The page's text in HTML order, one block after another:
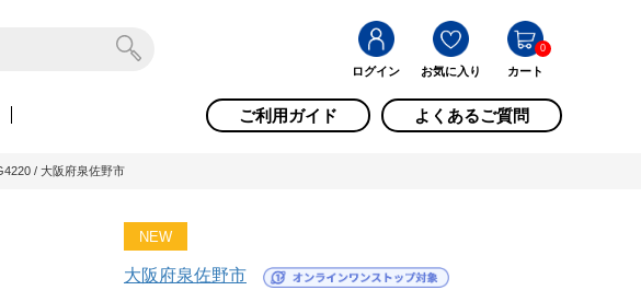
ログイン お気に入り カート
0
ご利用ガイド よくあるご質問
/ 大阪府泉佐野市
NEW
大阪府泉佐野市